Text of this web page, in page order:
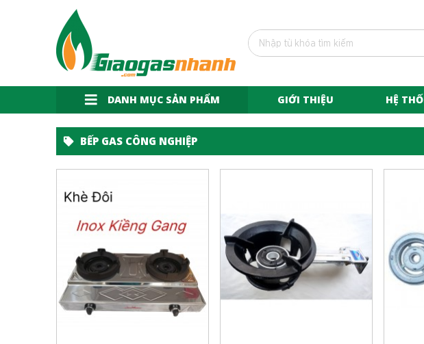
DANH MỤC SẢN PHẨM GIỚI THIỆU HỆ
BẾP GAS CÔNG NGHIỆP